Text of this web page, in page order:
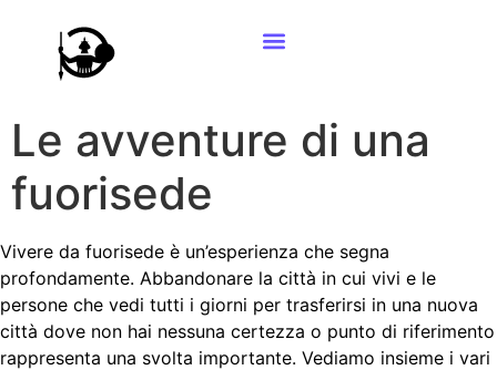
Le avventure di una
fuorisede
Vivere da fuorisede è un’esperienza che segna
profondamente. Abbandonare la città in cui vivi e le
persone che vedi tutti i giorni per trasferirsi in una nuova
città dove non hai nessuna certezza o punto di riferimento
rappresenta una svolta importante. Vediamo insieme i vari